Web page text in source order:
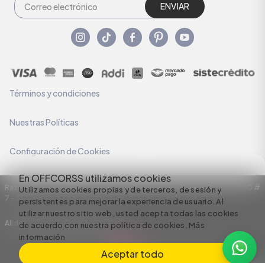
En OFFCORSS utilizamos cookies
Utilizamos cookies propias y de terceros, de sesión y
persistentes para mejorar la experiencia de usuario. Al
utilizar nuestro sitio web, usted acepta todas las cookies
de acuerdo con nuestra política de cookies. Más
información
Aceptar todo
ENVIAR
Términos y condiciones
Nuestras Políticas
Configuración de Cookies
Razón Social: C.I HERMECO S.A. NIT: 890924167-6 Dirección: Carrera 50 #
7 – 35
All rights reserved empowered by